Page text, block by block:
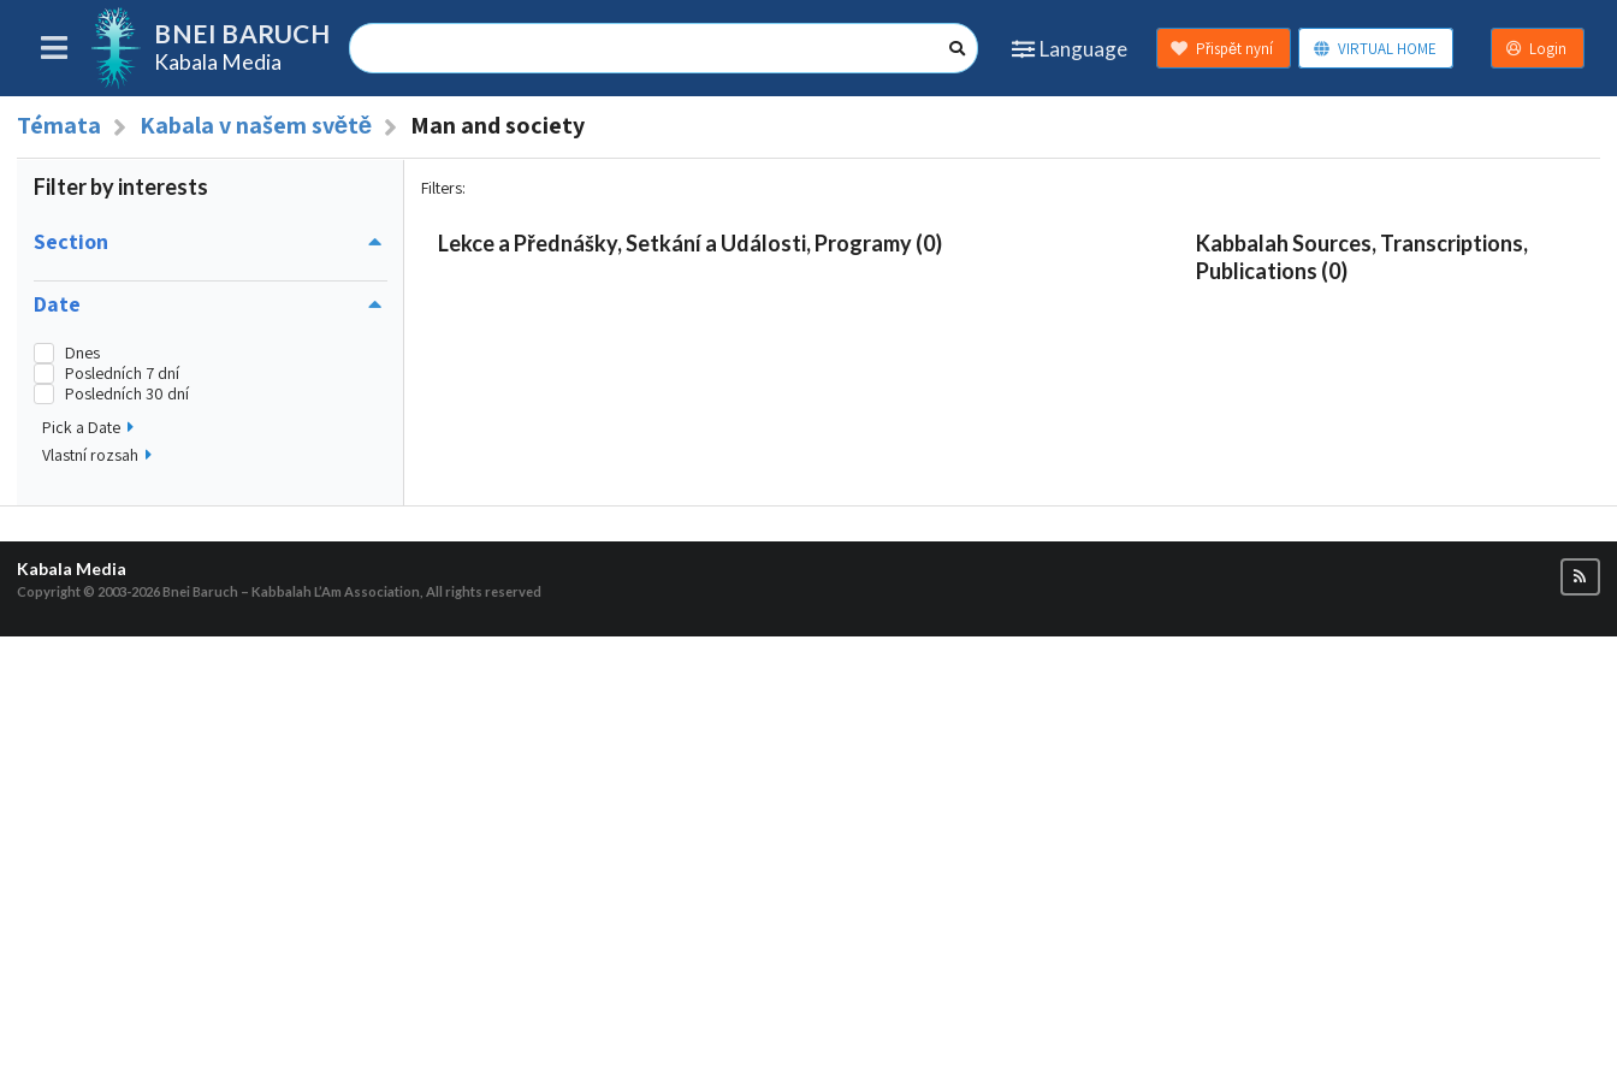
BNEI BARUCH
Kabala Media
Language Přispět nyní VIRTUAL HOME Login
Témata Kabala v našem světě Man and society
Filter by interests
Section
Date
Dnes
Posledních 7 dní
Posledních 30 dní
Pick a Date
Vlastní rozsah
Filters:
Lekce a Přednášky, Setkání a Události, Programy (0)
Kabbalah Sources, Transcriptions,
Publications (0)
Kabala Media
Copyright © 2003-2026Bnei Baruch – Kabbalah L’Am Association, All rights reserved